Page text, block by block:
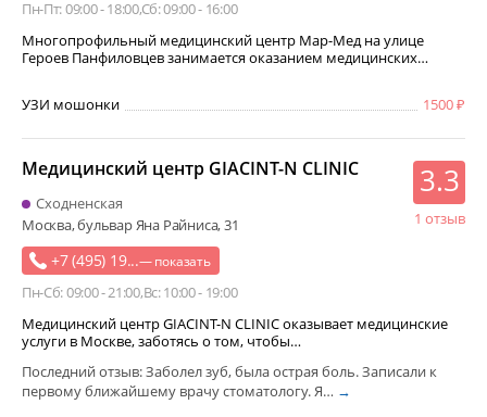
Пн-Пт: 09:00 - 18:00Сб: 09:00 - 16:00
Многопрофильный медицинский центр Мар-Мед на улице
Героев Панфиловцев занимается оказанием медицинских…
УЗИ мошонки 1500
+7 (495) 19...— показать
Пн-Сб: 09:00 - 21:00 Вс: 10:00 - 19:00
Медицинский центр GIACINT-N CLINIC 3.3
1 отзыв
Сходненская
Москва, бульвар Яна Райниса, 31
Медицинский центр GIACINT-N CLINIC оказывает медицинские
услуги в Москве, заботясь о том, чтобы…
Последний отзыв: Заболел зуб, была острая боль. Записали к
первому ближайшему врачу стоматологу. Я… →